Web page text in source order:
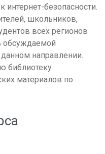
интернет-безопасности.
школьников,
всех регионов
направлении.
библиотеку
материалов по